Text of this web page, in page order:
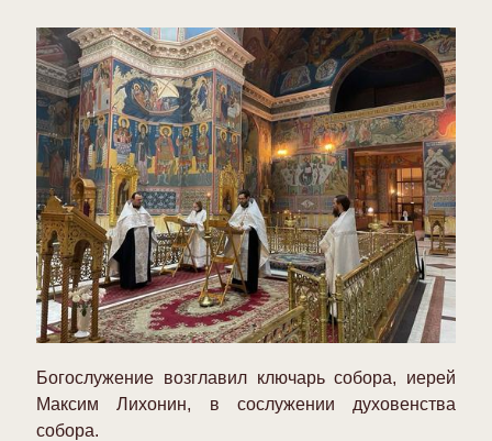
Богослужение возглавил ключарь собора, иерей
Максим Лихонин, в сослужении духовенства
собора.